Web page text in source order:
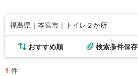
福島県｜本宮市｜トイレ２か所
おすすめ順 検索条件保存
1 件